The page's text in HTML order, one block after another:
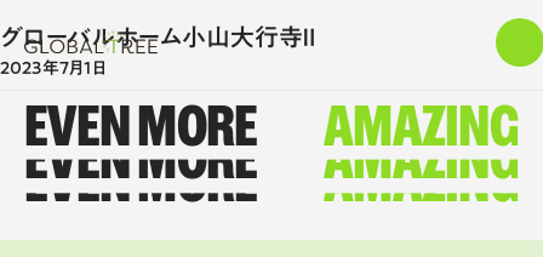
グローバルホーム小山大行寺Ⅱ
2023年7月1日
EVEN MORE AMAZING
EVEN MORE AMAZING
EVEN MORE AMAZING